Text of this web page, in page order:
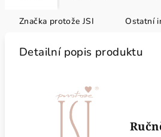
Značka protože JSI Ostatní
Detailní popis produktu